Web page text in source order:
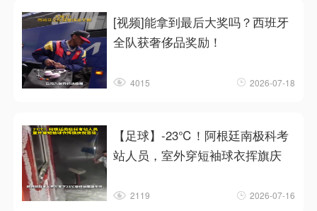
[视频]能拿到最后大奖吗？西班牙
全队获奢侈品奖励！
4015 2026-07-18
【足球】-23℃！阿根廷南极科考
站人员，室外穿短袖球衣挥旗庆
2119 2026-07-16